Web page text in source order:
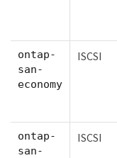
ontap-
san-
economy
ISCSI
ontap-
san-
ISCSI